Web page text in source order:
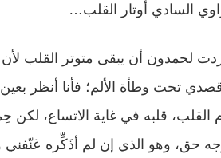
السادي أوتار القلب…
لحمدون أن يبقى متوتر القلب لأن
تحت وطأة الألم؛ فأنا أنظر
القلب، قلبه في غاية الاتساع،
حق، وهو الذي إن لم أذَكِّره عَنّفني